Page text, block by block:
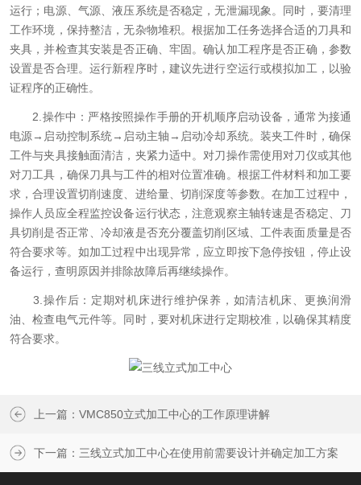
运行；电源、气源、液压系统是否稳定，无泄漏现象。同时，要清理
工作环境，保持整洁，无杂物堆积。根据加工任务选择合适的刀具和
夹具，并检查其安装是否正确、牢固。确认加工程序是否正确，参数
设置是否合理。运行新程序时，建议先进行空运行或模拟加工，以验
证程序的正确性。
2.操作中：严格按照操作手册的开机顺序启动设备，通常为接通
电源→启动控制系统→启动主轴→启动冷却系统。装夹工件时，确保
工件与夹具接触面清洁，夹紧力适中。对刀操作需使用对刀仪或其他
对刀工具，确保刀具与工件的相对位置准确。根据工件材料和加工要
求，合理设置切削速度、进给量、切削深度等参数。在加工过程中，
操作人员应全程监控设备运行状态，注意观察主轴转速是否稳定、刀
具切削是否正常、冷却液是否充分覆盖切削区域、工件表面质量是否
符合要求等。如加工过程中出现异常，应立即按下急停按钮，停止设
备运行，查明原因并排除故障后再继续操作。
3.操作后：定期对机床进行维护保养，如清洁机床、更换润滑
油、检查电气元件等。同时，要对机床进行定期校准，以确保其精度
符合要求。
上一篇： VMC850立式加工中心的工作原理讲解
下一篇： 三线立式加工中心在使用前需要设计并确定加工方案